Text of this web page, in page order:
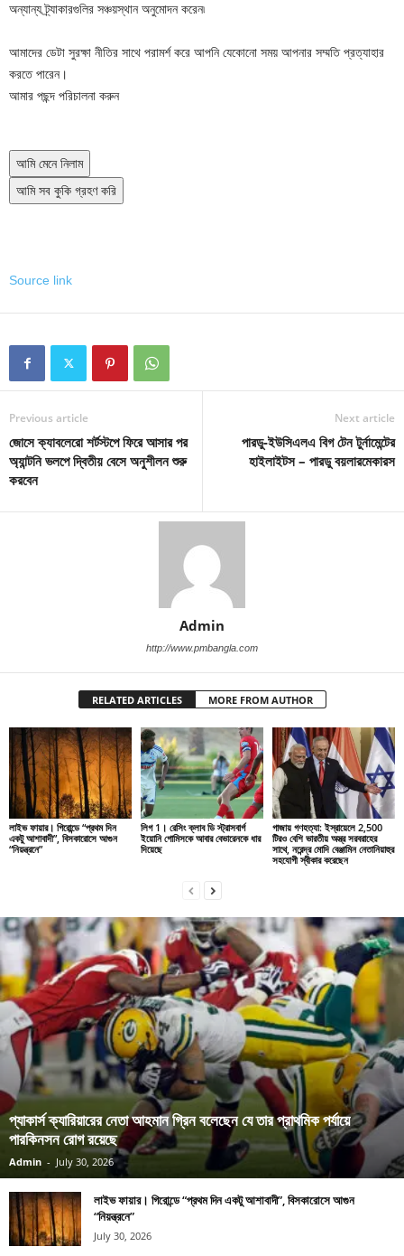
অন্যান্য ট্র্যাকারগুলির সঞ্চয়স্থান অনুমোদন করেন৷
আমাদের ডেটা সুরক্ষা নীতির সাথে পরামর্শ করে আপনি যেকোনো সময় আপনার সম্মতি প্রত্যাহার
করতে পারেন।
আমার পছন্দ পরিচালনা করুন
আমি মেনে নিলাম
আমি সব কুকি গ্রহণ করি
Source link
Previous article
জোসে ক্যাবলেরো শর্টস্টপে ফিরে আসার পর
অ্যান্টনি ভলপে দ্বিতীয় বেসে অনুশীলন শুরু
করবেন
Next article
পারডু-ইউসিএলএ বিগ টেন টুর্নামেন্টের
হাইলাইটস – পারডু বয়লারমেকারস
Admin
http://www.pmbangla.com
RELATED ARTICLES MORE FROM AUTHOR
লাইভ ফায়ার। গিরোন্ডে “প্রথম দিন
একটু আশাবাদী”, বিসকারোসে আগুন
“নিয়ন্ত্রনে”
লিগ 1। রেসিং ক্লাব ডি স্ট্রাসবার্গ
ইয়োনি গোমিসকে আবার বেভারেনকে ধার
দিয়েছে
গাজায় গণহত্যা: ইস্রায়েলে 2,500
টিরও বেশি ভারতীয় অস্ত্র সরবরাহের
সাথে, নরেন্দ্র মোদি বেঞ্জামিন নেতানিয়াহুর
সহযোগী স্বীকার করেছেন
প্যাকার্স ক্যারিয়ারের নেতা আহমান গ্রিন বলেছেন যে তার প্রাথমিক পর্যায়ে
পারকিনসন রোগ রয়েছে
Admin - July 30, 2026
লাইভ ফায়ার। গিরোন্ডে “প্রথম দিন একটু আশাবাদী”, বিসকারোসে আগুন
“নিয়ন্ত্রনে”
July 30, 2026